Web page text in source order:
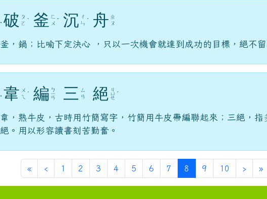
破 ㄆ
ㄛ ˋ 釜 ㄈ
ㄨ ˇ 沉 ㄔ
ㄣ ˊ 舟 ㄓ
ㄡ
釜，鍋；比喻下定決心 ，只以一次機會就達到成功的目標，絕不
韋 ㄨ
ㄟ
ˊ 編 ㄅ
ㄧ
ㄢ 三 ㄙ
ㄢ
絕 ㄐ
ㄩ
ㄝ
ˊ
韋，熟牛皮，古時用竹簡寫字，竹簡用牛皮帶編聯起來；三絕，指
絕。用以形容讀書刻苦勤奮。
«第一頁
‹上一頁
1 2 3 4 5 6 7 8 (目前頁次)
9 10 ›下一»